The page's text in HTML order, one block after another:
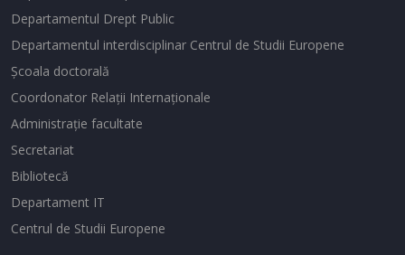
Departamentul Drept Public
Departamentul interdisciplinar Centrul de Studii Europene
Şcoala doctorală
Coordonator Relaţii Internaţionale
Administraţie facultate
Secretariat
Bibliotecă
Departament IT
Centrul de Studii Europene